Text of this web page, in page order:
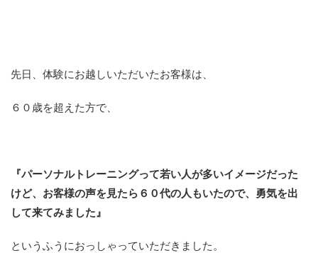
先日、体験にお越しいただいたお客様は、
６０歳を超えた方で、
『パーソナルトレーニングって若い人が多いイメージだった
けど、お客様の声を見たら６０代の人もいたので、勇気を出
して来てみました』
というふうにおっしゃっていただきました。